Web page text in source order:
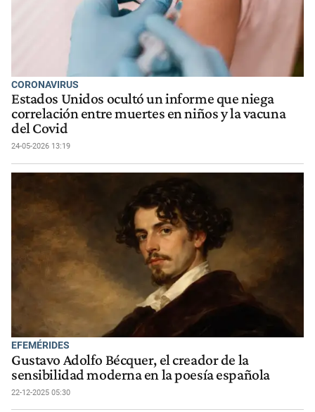
CORONAVIRUS
Estados Unidos ocultó un informe que niega
correlación entre muertes en niños y la vacuna
del Covid
24-05-2026 13:19
EFEMÉRIDES
Gustavo Adolfo Bécquer, el creador de la
sensibilidad moderna en la poesía española
22-12-2025 05:30